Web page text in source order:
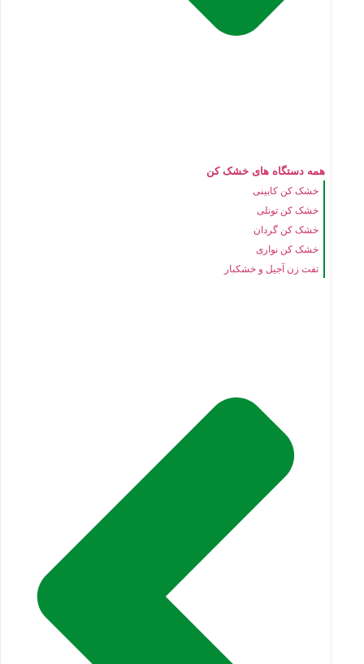
همه دستگاه های خشک کن
خشک کن کابینی
خشک کن تونلی
خشک کن گردان
خشک کن نواری
تفت زن آجیل و خشکبار